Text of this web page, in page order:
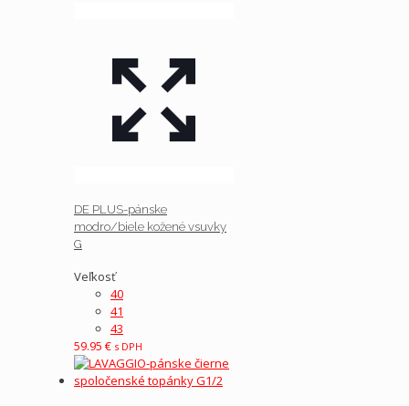
DE PLUS-pánske
modro/biele kožené vsuvky
G
Veľkosť
40
41
43
59.95 € s DPH